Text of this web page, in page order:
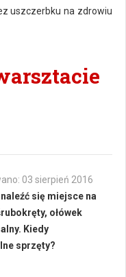
uszczerbku na zdrowiu
03 sierpień 2016
się miejsce na
ołówek
Kiedy
sprzęty?